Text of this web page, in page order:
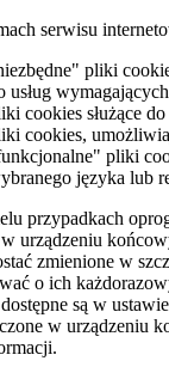
serwisu
pliki
usług
cookies służące
cookies,
pliki
języka lub
przypadkach
urządzeniu
zmienione w
o ich
są w
w urządzeniu